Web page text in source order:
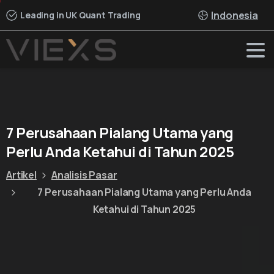
Leading in UK Quant Trading Indonesia
7 Perusahaan Pialang Utamayang
PerluAnda Ketahui di Tahun2025
Artikel
Analisis Pasar
7 Perusahaan Pialang Utama yang Perlu Anda
Ketahui di Tahun 2025